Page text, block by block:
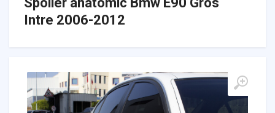
Intre 2006-2012